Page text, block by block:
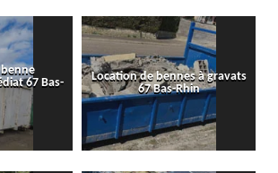
67 Bas-
Location de bennes à gravats
67 Bas-Rhin